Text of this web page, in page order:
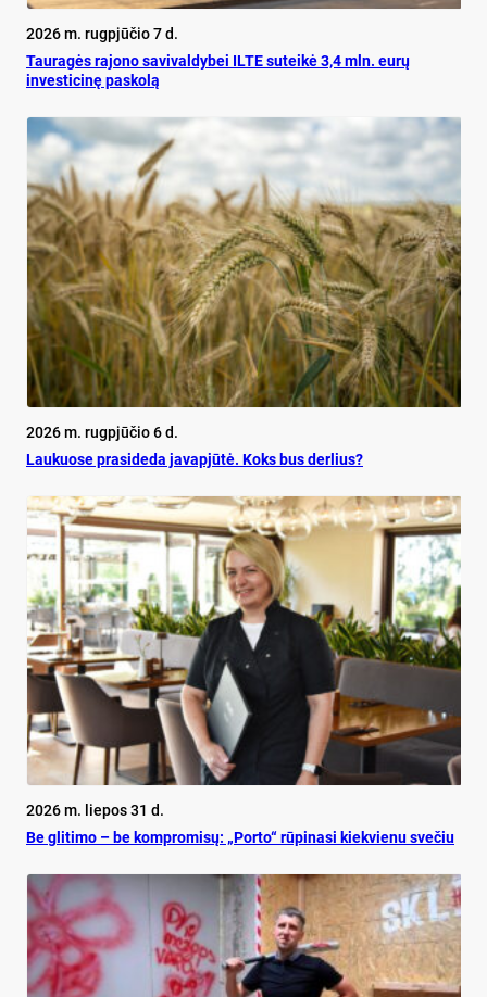
2026 m. rugpjūčio 7 d.
Tauragės rajono savivaldybei ILTE suteikė 3,4 mln. eurų
investicinę paskolą
2026 m. rugpjūčio 6 d.
Lau­kuo­se pra­si­de­da ja­vapjūtė. Koks bus der­lius?
2026 m. liepos 31 d.
Be gli­ti­mo – be komp­ro­mi­sų: „Por­to“ rū­pi­na­si kiek­vie­nu sve­čiu